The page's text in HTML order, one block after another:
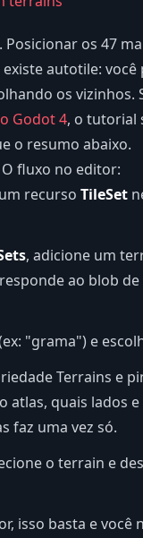
os 47
autotile:
os vizinhos.
Godot 4, o tutorial
o resumo abaixo.
O fluxo no editor:
recurso TileSet
, adicione um
ao blob
"grama") e
Terrains e
atlas, quais lados
faz uma vez só.
o terrain e
isso basta e você